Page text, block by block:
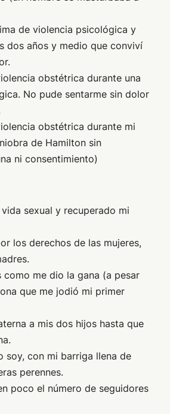
de violencia psicológica y
dos años y medio que conviví
obstétrica durante una
No pude sentarme sin dolor
obstétrica durante mi
de Hamilton sin
ni consentimiento)
sexual y recuperado mi
los derechos de las mujeres,
como me dio la gana (a pesar
que me jodió mi primer
a mis dos hijos hasta que
soy, con mi barriga llena de
perennes.
poco el número de seguidores